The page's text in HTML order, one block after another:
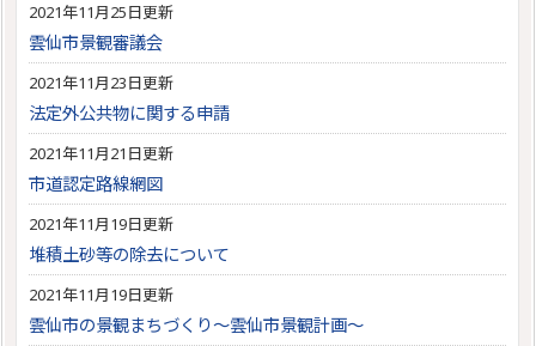
2021年11月25日更新
雲仙市景観審議会
2021年11月23日更新
法定外公共物に関する申請
2021年11月21日更新
市道認定路線網図
2021年11月19日更新
堆積土砂等の除去について
2021年11月19日更新
雲仙市の景観まちづくり～雲仙市景観計画～